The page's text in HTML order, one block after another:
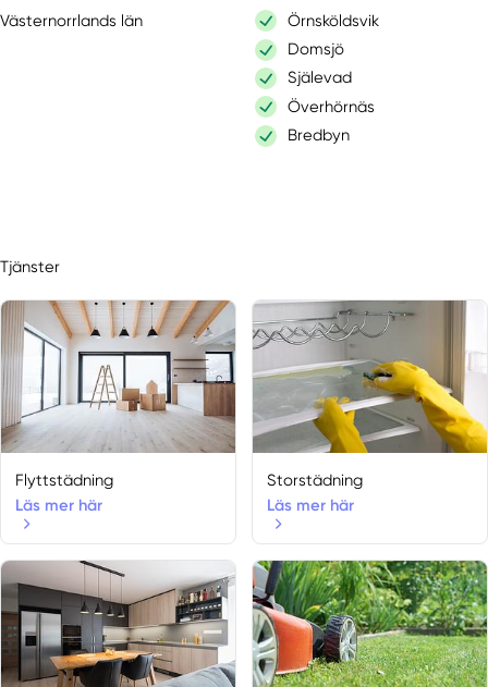
Västernorrlands län
Örnsköldsvik
Domsjö
Själevad
Överhörnäs
Bredbyn
Tjänster
Flyttstädning
Läs mer här
Storstädning
Läs mer här